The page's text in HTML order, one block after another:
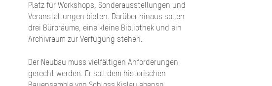
Platz für Workshops, Sonderausstellungen und
Veranstaltungen bieten. Darüber hinaus sollen
drei Büroräume, eine kleine Bibliothek und ein
Archivraum zur Verfügung stehen.
Der Neubau muss vielfältigen Anforderungen
gerecht werden: Er soll dem historischen